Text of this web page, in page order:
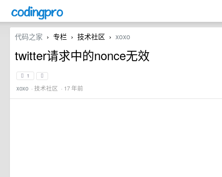
代码之家 › 专栏 › 技术社区 › xoxo
twitter请求中的nonce无效
1
xoxo · 技术社区 · 17 年前